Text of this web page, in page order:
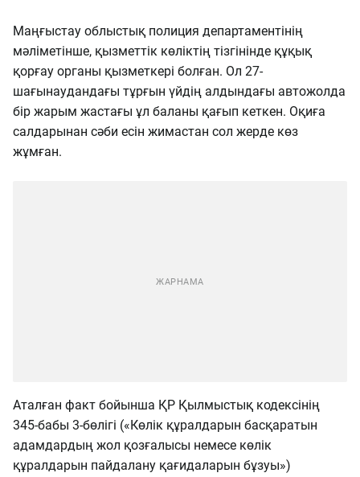
Маңғыстау облыстық полиция департаментінің
мәліметінше, қызметтік көліктің тізгінінде құқық
қорғау органы қызметкері болған. Ол 27-
шағынаудандағы тұрғын үйдің алдындағы автожолда
бір жарым жастағы ұл баланы қағып кеткен. Оқиға
салдарынан сәби есін жимастан сол жерде көз
жұмған.
Аталған факт бойынша ҚР Қылмыстық кодексінің
345-бабы 3-бөлігі («Көлік құралдарын басқаратын
адамдардың жол қозғалысы немесе көлік
құралдарын пайдалану қағидаларын бұзуы»)